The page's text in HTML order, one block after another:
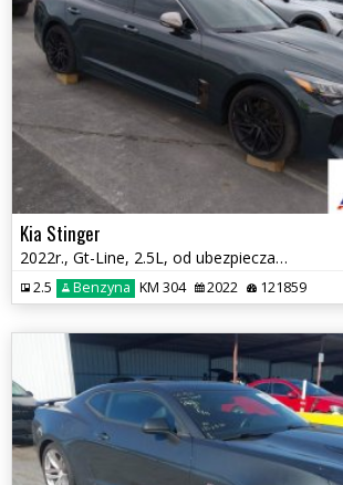
Kia Stinger
2022r., Gt-Line, 2.5L, od ubezpieczalni
2.5 Benzyna KM 304 2022 121859